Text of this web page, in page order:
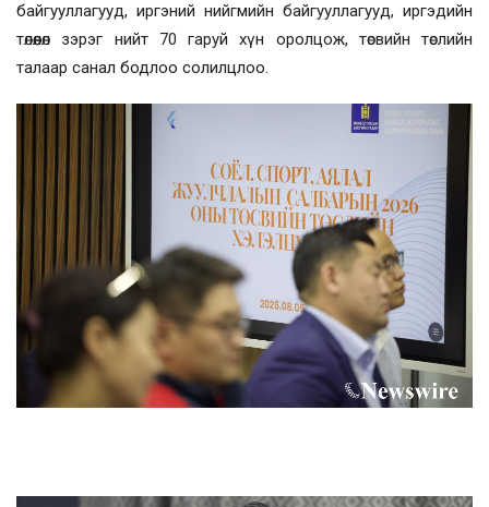
байгууллагууд, иргэний нийгмийн байгууллагууд, иргэдийн
төлөөлөл зэрэг нийт 70 гаруй хүн оролцож, төсвийн төслийн
талаар санал бодлоо солилцлоо.